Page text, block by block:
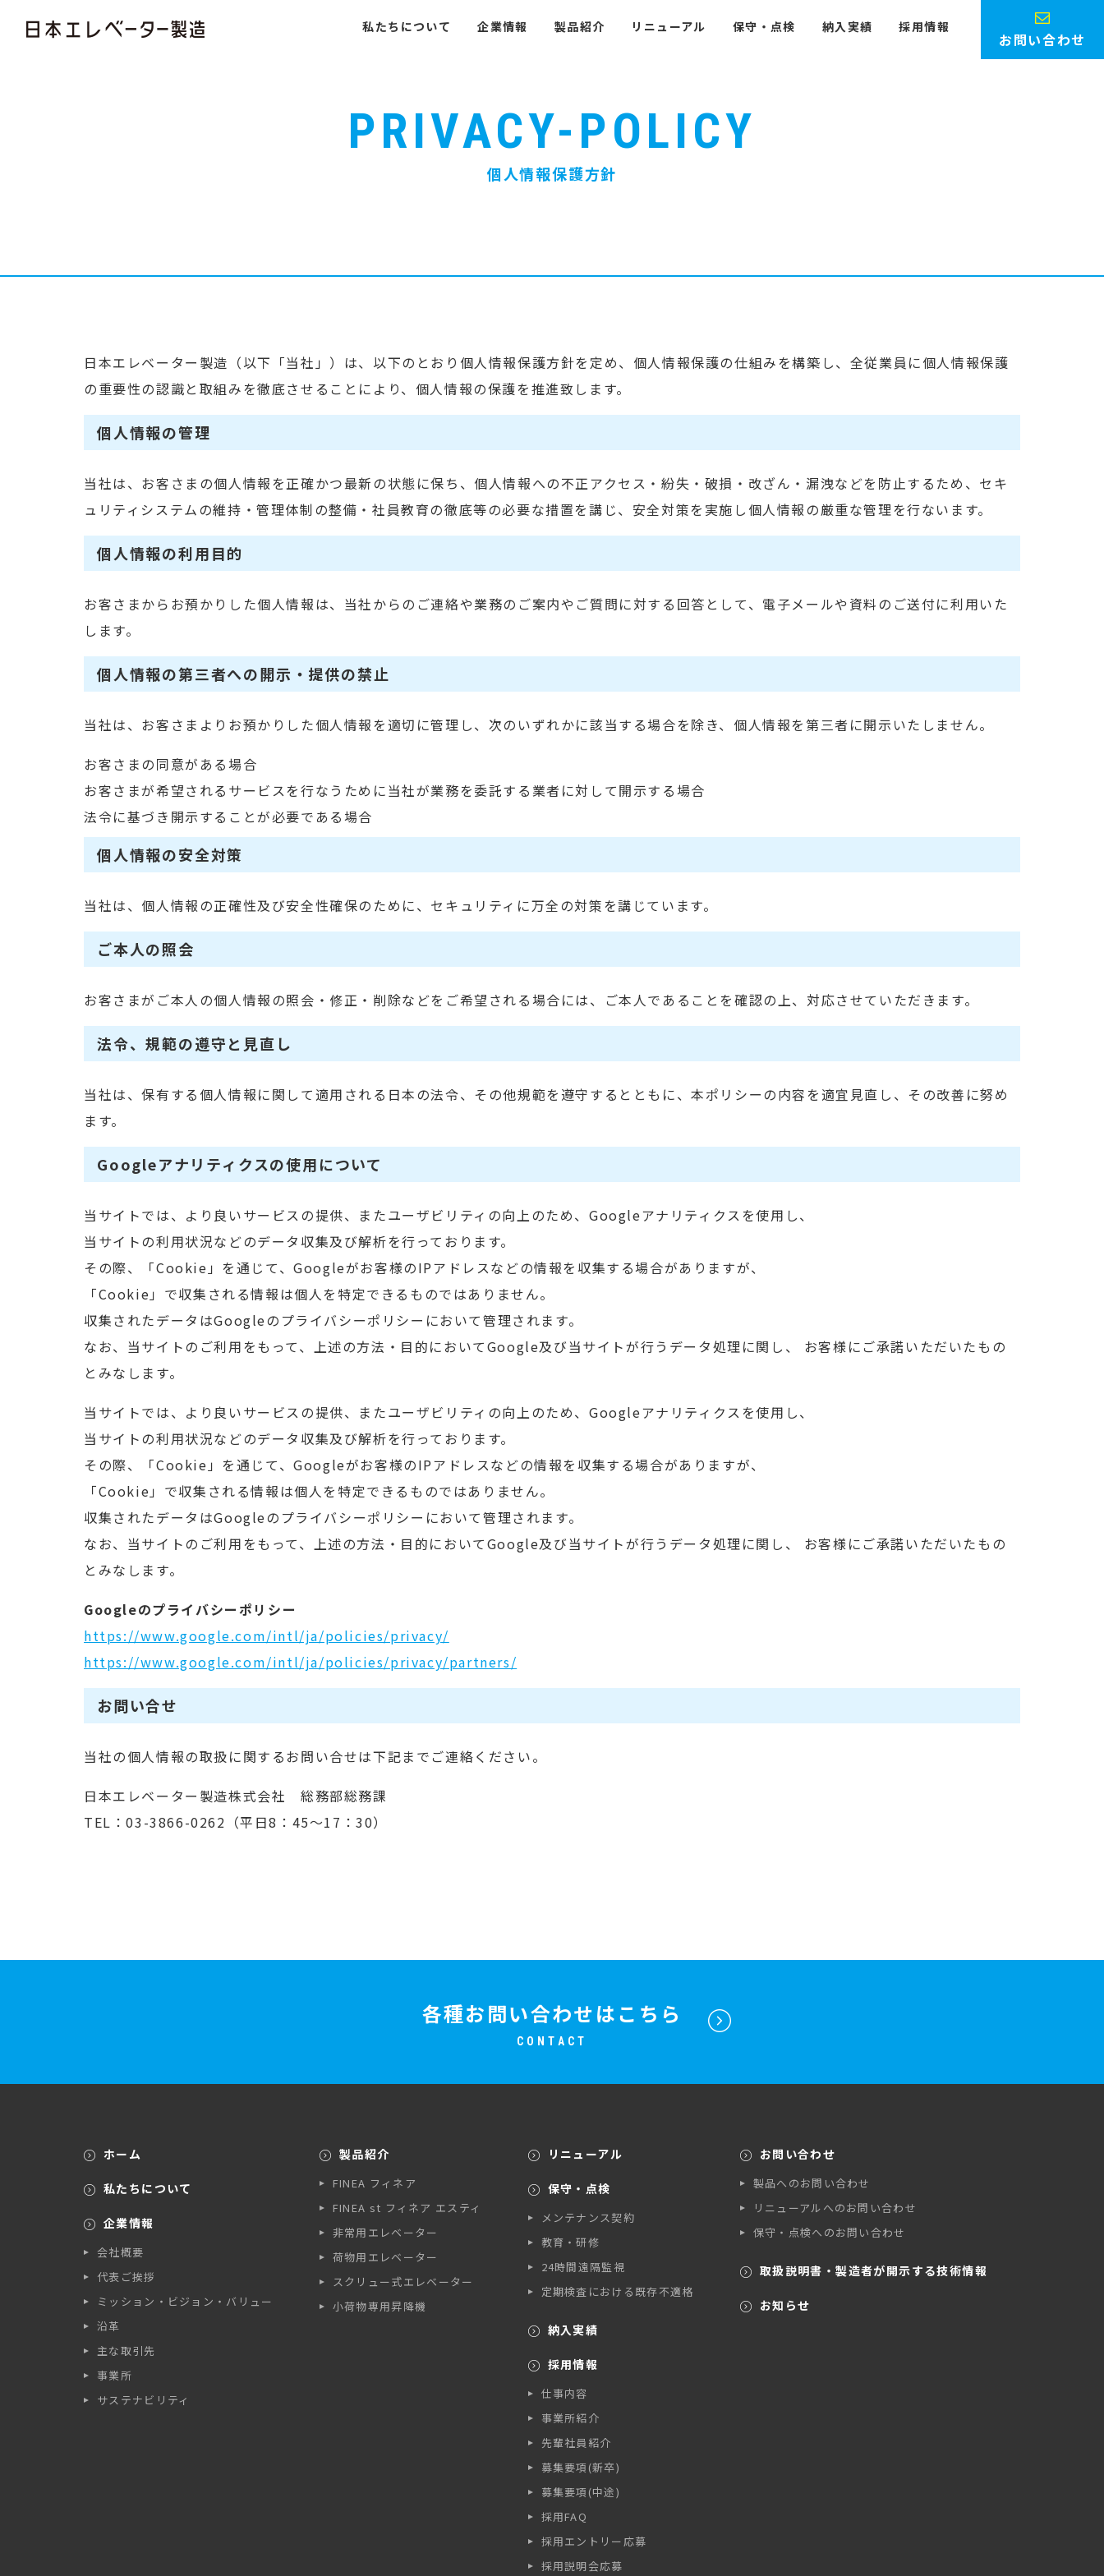
私たちについて 企業情報 製品紹介 リニューアル 保守・点検 納入実績 採用情報
お問い合わせ
PRIVACY-POLICY
個人情報保護方針
日本エレベーター製造（以下「当社」）は、以下のとおり個人情報保護方針を定め、個人情報保護の仕組みを構築し、全従業員に個人情報保護
の重要性の認識と取組みを徹底させることにより、個人情報の保護を推進致します。
個人情報の管理
当社は、お客さまの個人情報を正確かつ最新の状態に保ち、個人情報への不正アクセス・紛失・破損・改ざん・漏洩などを防止するため、セキ
ュリティシステムの維持・管理体制の整備・社員教育の徹底等の必要な措置を講じ、安全対策を実施し個人情報の厳重な管理を行ないます。
個人情報の利用目的
お客さまからお預かりした個人情報は、当社からのご連絡や業務のご案内やご質問に対する回答として、電子メールや資料のご送付に利用いた
します。
個人情報の第三者への開示・提供の禁止
当社は、お客さまよりお預かりした個人情報を適切に管理し、次のいずれかに該当する場合を除き、個人情報を第三者に開示いたしません。
お客さまの同意がある場合
お客さまが希望されるサービスを行なうために当社が業務を委託する業者に対して開示する場合
法令に基づき開示することが必要である場合
個人情報の安全対策
当社は、個人情報の正確性及び安全性確保のために、セキュリティに万全の対策を講じています。
ご本人の照会
お客さまがご本人の個人情報の照会・修正・削除などをご希望される場合には、ご本人であることを確認の上、対応させていただきます。
法令、規範の遵守と見直し
当社は、保有する個人情報に関して適用される日本の法令、その他規範を遵守するとともに、本ポリシーの内容を適宜見直し、その改善に努め
ます。
Googleアナリティクスの使用について
当サイトでは、より良いサービスの提供、またユーザビリティの向上のため、Googleアナリティクスを使用し、
当サイトの利用状況などのデータ収集及び解析を行っております。
その際、「Cookie」を通じて、Googleがお客様のIPアドレスなどの情報を収集する場合がありますが、
「Cookie」で収集される情報は個人を特定できるものではありません。
収集されたデータはGoogleのプライバシーポリシーにおいて管理されます。
なお、当サイトのご利用をもって、上述の方法・目的においてGoogle及び当サイトが行うデータ処理に関し、 お客様にご承諾いただいたもの
とみなします。
当サイトでは、より良いサービスの提供、またユーザビリティの向上のため、Googleアナリティクスを使用し、
当サイトの利用状況などのデータ収集及び解析を行っております。
その際、「Cookie」を通じて、Googleがお客様のIPアドレスなどの情報を収集する場合がありますが、
「Cookie」で収集される情報は個人を特定できるものではありません。
収集されたデータはGoogleのプライバシーポリシーにおいて管理されます。
なお、当サイトのご利用をもって、上述の方法・目的においてGoogle及び当サイトが行うデータ処理に関し、 お客様にご承諾いただいたもの
とみなします。
Googleのプライバシーポリシー
https://www.google.com/intl/ja/policies/privacy/
https://www.google.com/intl/ja/policies/privacy/partners/
お問い合せ
当社の個人情報の取扱に関するお問い合せは下記までご連絡ください。
日本エレベーター製造株式会社 総務部総務課
TEL：03-3866-0262（平日8：45～17：30）
各種お問い合わせはこちら
CONTACT
ホーム
私たちについて
企業情報
会社概要
代表ご挨拶
ミッション・ビジョン・バリュー
沿革
主な取引先
事業所
サステナビリティ
製品紹介
FINEA フィネア
FINEA st フィネア エスティ
非常用エレベーター
荷物用エレベーター
スクリュー式エレベーター
小荷物専用昇降機
リニューアル
保守・点検
メンテナンス契約
教育・研修
24時間遠隔監視
定期検査における既存不適格
納入実績
採用情報
仕事内容
事業所紹介
先輩社員紹介
募集要項(新卒)
募集要項(中途)
採用FAQ
採用エントリー応募
採用説明会応募
お問い合わせ
製品へのお問い合わせ
リニューアルへのお問い合わせ
保守・点検へのお問い合わせ
取扱説明書・製造者が開示する技術情報
お知らせ